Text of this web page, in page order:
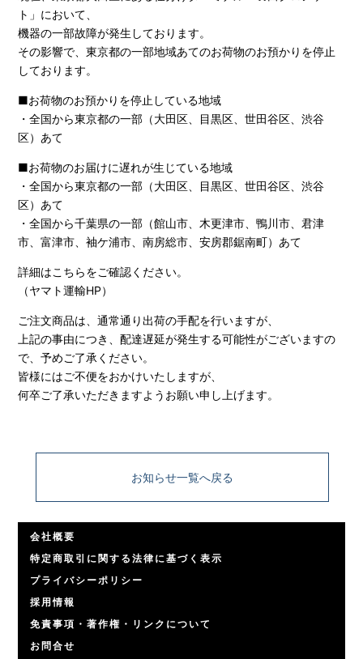
ト」において、
機器の一部故障が発生しております。
その影響で、東京都の一部地域あてのお荷物のお預かりを停止
しております。
■お荷物のお預かりを停止している地域
・全国から東京都の一部（大田区、目黒区、世田谷区、渋谷
区）あて
■お荷物のお届けに遅れが生じている地域
・全国から東京都の一部（大田区、目黒区、世田谷区、渋谷
区）あて
・全国から千葉県の一部（館山市、木更津市、鴨川市、君津
市、富津市、袖ケ浦市、南房総市、安房郡鋸南町）あて
詳細はこちらをご確認ください。
（ヤマト運輸HP）
ご注文商品は、通常通り出荷の手配を行いますが、
上記の事由につき、配達遅延が発生する可能性がございますの
で、予めご了承ください。
皆様にはご不便をおかけいたしますが、
何卒ご了承いただきますようお願い申し上げます。
お知らせ一覧へ戻る
会社概要
特定商取引に関する法律に基づく表示
プライバシーポリシー
採用情報
免責事項・著作権・リンクについて
お問合せ